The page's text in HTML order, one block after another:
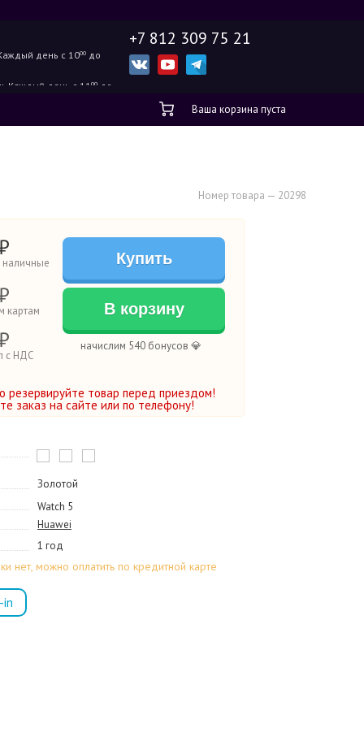
+7 812 309 75 21
день с 1000 до
Каждый день с 11 00 до
Ваша корзина пуста
Номер товара — 20298
наличные
картам
с НДС
Купить
В корзину
начислим 540 бонусов 💎
резервируйте товар перед приездом!
заказ на сайте или по телефону!
Золотой
Watch 5
Huawei
1 год
нет, можно оплатить по кредитной карте
in